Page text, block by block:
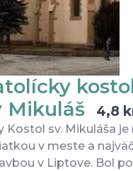
Mikuláš
4,8
Kostol sv. Mikuláša je
v meste a
v Liptove. Bol